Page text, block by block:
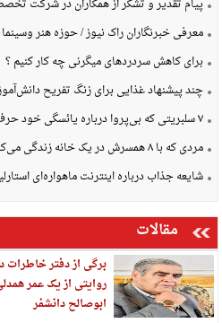
پیام تقدیر و تشکر از همکاران در شرکت
معرفی خبرنگاران راک نیوز / حوزه هنر
برای کاهش سردردهای میگرنی چه کار کنیم ؟
چند پیشنهاد غذایی برای زنگ تفریح
۷ سلبریتی که بی‌پروا درباره یائسگی خود حرف زدند
مردی که با ۸ همسرش در یک خانه زندگی می‌کند!
شایعه جذاب درباره اینترنت ماهواره‌ای
مقالات
برگی از دفتر خاطرات
روایتی از یک عمر
ابوصالح دانشفر